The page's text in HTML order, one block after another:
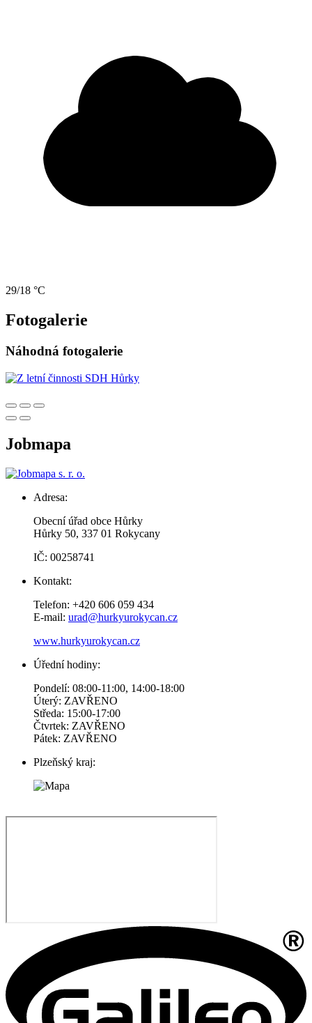
29/18 °C
Fotogalerie
Náhodná fotogalerie
Jobmapa
Adresa:
Obecní úřad obce Hůrky
Hůrky 50, 337 01 Rokycany
IČ: 00258741
Kontakt:
Telefon: +420 606 059 434
E-mail: urad@hurkyurokycan.cz
www.hurkyurokycan.cz
Úřední hodiny:
Pondelí: 08:00-11:00, 14:00-18:00
Úterý: ZAVŘENO
Středa: 15:00-17:00
Čtvrtek: ZAVŘENO
Pátek: ZAVŘENO
Plzeňský kraj: